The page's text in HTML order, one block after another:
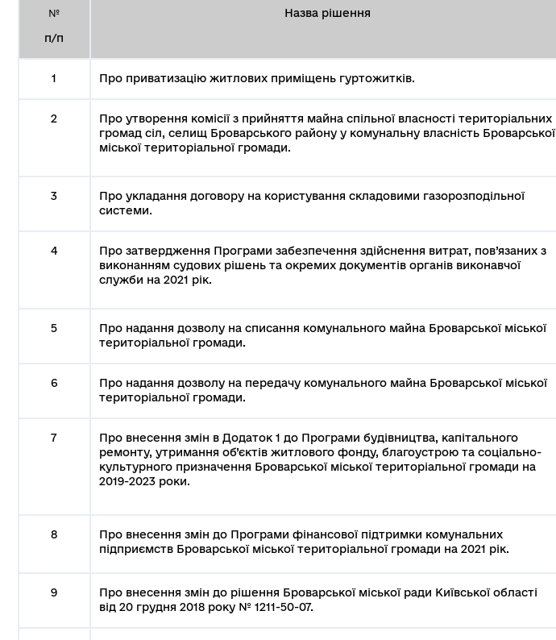
№
п/п
Назва рішення
1 Про приватизацію житлових приміщень гуртожитків.
2
Про утворення комісії з прийняття майна спільної власності територіальних
громад сіл, селищ Броварського району у комунальну власність Броварської
міської територіальної громади.
3
Про укладання договору на користування складовими газорозподільної
системи.
4
Про затвердження Програми забезпечення здійснення витрат, пов’язаних з
виконанням судових рішень та окремих документів органів виконавчої
служби на 2021 рік.
5
Про надання дозволу на списання комунального майна Броварської міської
територіальної громади.
6
Про надання дозволу на передачу комунального майна Броварської міської
територіальної громади.
7
Про внесення змін в Додаток 1 до Програми будівництва, капітального
ремонту, утримання об’єктів житлового фонду, благоустрою та соціально-
культурного призначення Броварської міської територіальної громади на
2019-2023 роки.
8
Про внесення змін до Програми фінансової підтримки комунальних
підприємств Броварської міської територіальної громади на 2021 рік.
9
Про внесення змін до рішення Броварської міської ради Київської області
від 20 грудня 2018 року № 1211-50-07.